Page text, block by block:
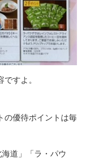
すよ。
の優待ポイントは毎
道」「ラ・パウ